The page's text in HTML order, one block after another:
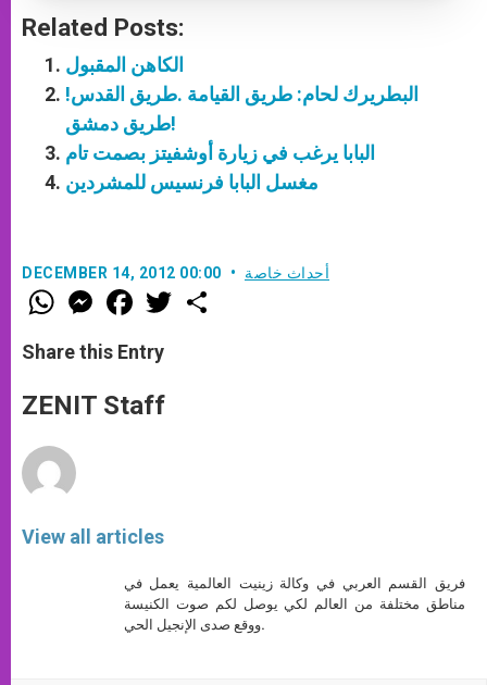
Related Posts:
الكاهن المقبول
البطريرك لحام: طريق القيامة .طريق القدس!
طريق دمشق!
البابا يرغب في زيارة أوشفيتز بصمت تام
مغسل البابا فرنسيس للمشردين
DECEMBER 14, 2012 00:00 أحداث خاصة
W
h
t
s
p
p
M
e
s
e
g
e
F
a
e
b
o
k
w
Share this Entry
ZENIT Staff
View all articles
فريق القسم العربي في وكالة زينيت العالمية يعمل في
مناطق مختلفة من العالم لكي يوصل لكم صوت الكنيسة
ووقع صدى الإنجيل الحي.